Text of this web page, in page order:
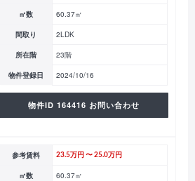
㎡数 60.37㎡
間取り 2LDK
所在階 23階
物件登録日 2024/10/16
物件ID 164416 お問い合わせ
参考賃料 23.5万円 〜 25.0万円
㎡数 60.37㎡